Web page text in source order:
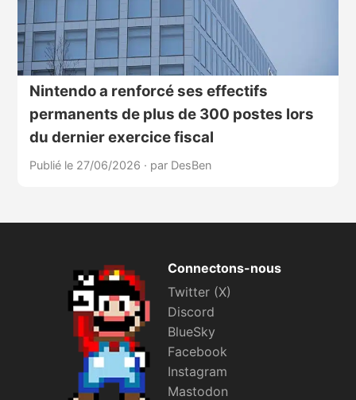
Nintendo a renforcé ses effectifs
permanents de plus de 300 postes lors
du dernier exercice fiscal
Publié le 27/06/2026 · par DesBen
Connectons-nous
Twitter (X)
Discord
BlueSky
Facebook
Instagram
Mastodon